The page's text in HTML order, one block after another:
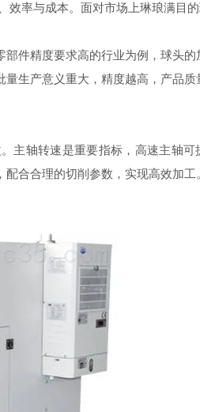
效率与成本。面对市场上琳琅满目
精度要求高的行业为例，球头
生产意义重大，精度越高，产品
轴转速是重要指标，高速主轴可
合合理的切削参数，实现高效加